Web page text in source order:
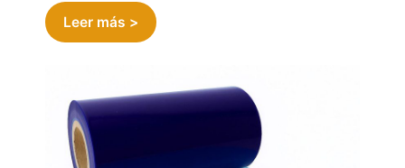
Leer más >